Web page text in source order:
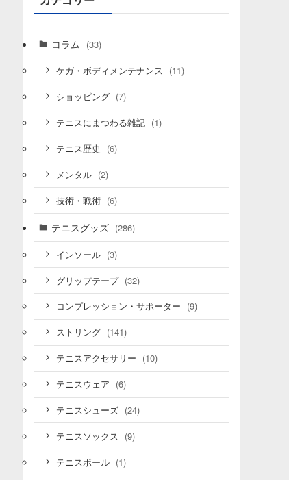
コラム (33)
ケガ・ボディメンテナンス (11)
ショッピング (7)
テニスにまつわる雑記 (1)
テニス歴史 (6)
メンタル (2)
技術・戦術 (6)
テニスグッズ (286)
インソール (3)
グリップテープ (32)
コンプレッション・サポーター (9)
ストリング (141)
テニスアクセサリー (10)
テニスウェア (6)
テニスシューズ (24)
テニスソックス (9)
テニスボール (1)